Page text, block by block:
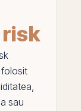
,
sau